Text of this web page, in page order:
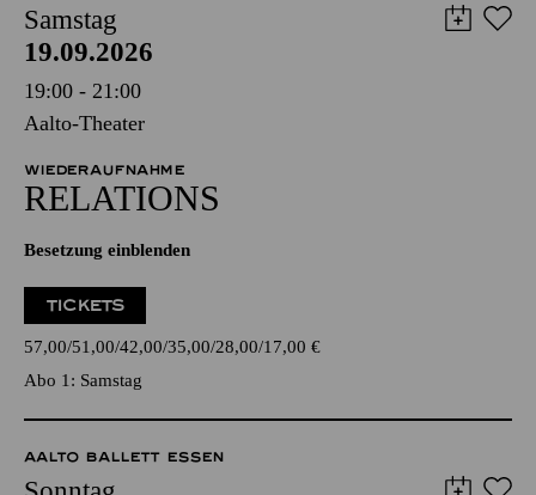
Samstag
19.09.2026
19:00 - 21:00
Aalto-Theater
WIEDERAUFNAHME
RELATIONS
Besetzung einblenden
TICKETS
57,00 51,00 42,00 35,00 28,00 17,00 €
Abo 1: Samstag
AALTO BALLETT ESSEN